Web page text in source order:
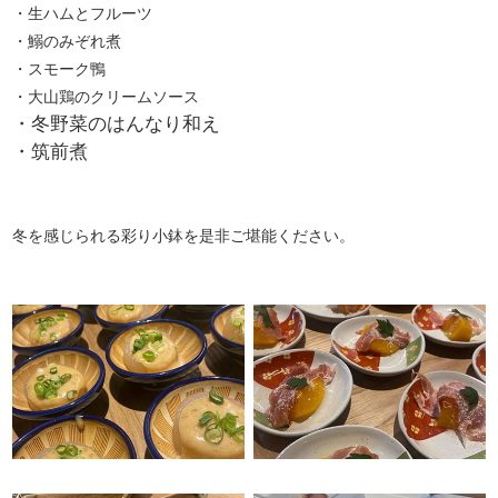
・生ハムとフルーツ
・鰯のみぞれ煮
・スモーク鴨
・大山鶏のクリームソース
・冬野菜のはんなり和え
・筑前煮
冬を感じられる彩り小鉢を是非ご堪能ください。